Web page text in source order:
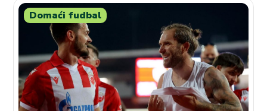
Domaći fudbal